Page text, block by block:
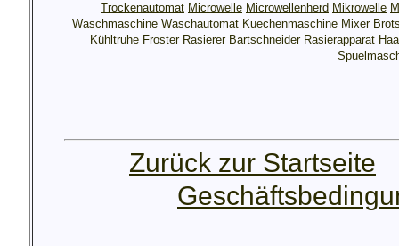
Trockenautomat Microwelle Microwellenherd Mikrowelle
Waschmaschine Waschautomat Kuechenmaschine Mixer
Kühltruhe Froster Rasierer Bartschneider Rasierapparat
Zurück zur Startseite